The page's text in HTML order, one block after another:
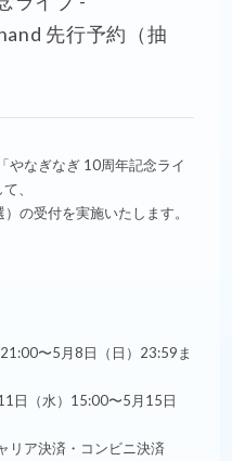
先行予約（抽
やなぎなぎ 10周年記念ライ
、
の受付を実施いたします。
〜5月8日（日）23:59ま
日（水）15:00〜5月15日
リア決済・コンビニ決済